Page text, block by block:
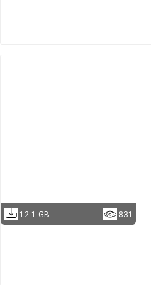
12.1 GB 831